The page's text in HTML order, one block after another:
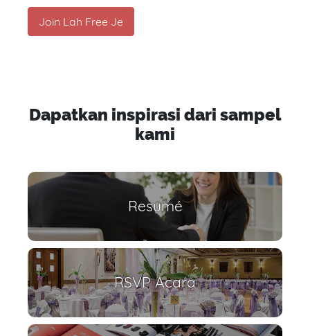
Join Lah Free Je
Dapatkan inspirasi dari sampel
kami
Resumé
RSVP Acara